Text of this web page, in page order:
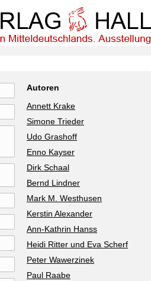
Autoren
Annett Krake
Simone Trieder
Udo Grashoff
Enno Kayser
Dirk Schaal
Bernd Lindner
Mark M. Westhusen
Kerstin Alexander
Ann-Kathrin Hanss
Heidi Ritter und Eva Scherf
Peter Wawerzinek
Paul Raabe